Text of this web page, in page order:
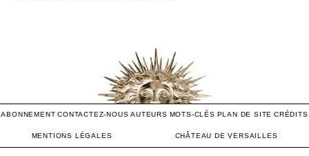
ABONNEMENT CONTACTEZ-NOUS AUTEURS MOTS-CLÉS PLAN DE SITE CRÉDITS
MENTIONS LÉGALES CHÂTEAU DE VERSAILLES